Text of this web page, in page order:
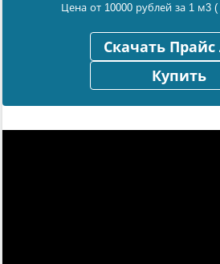
Цена от 10000 рублей за 1 м3 (
Скачать Прайс
Купить